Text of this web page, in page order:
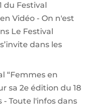
du Festival
Vidéo - On n'est
Le Festival
dans les
“Femmes en
sa 2e édition du 18
- Toute l'infosdans